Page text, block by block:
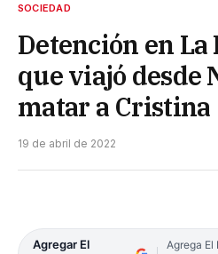
SOCIEDAD
Detención en La
que viajó desde
matar a Cristina
19 de abril de 2022
Agregar El
Agrega El